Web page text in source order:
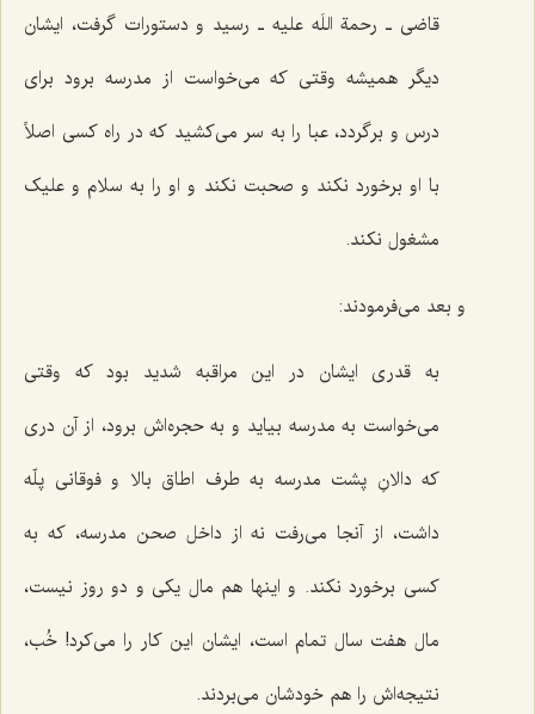
قاضی ـ رحمة اللَه علیه ـ‌ رسید و دستورات گرفت، ایشان
دیگر همیشه وقتی که می‌خواست از مدرسه برود برای
درس و برگردد، عبا را به سر می‌کشید که در راه کسی اصلاً
با او برخورد نکند و صحبت نکند و او را به سلام و علیک
مشغول نکند.
و بعد می‌فرمودند:
به قدری ایشان در این مراقبه شدید بود که وقتی
می‌خواست به مدرسه بیاید و به حجره‌اش برود، از آن دری
که دالانِ پشت مدرسه به طرف اطاق بالا و فوقانی پلّه
داشت، از آنجا می‌رفت نه از داخل صحن مدرسه، که به
کسی برخورد نکند. و اینها هم مال یکی و دو روز نیست،
مال هفت سال تمام است، ایشان این کار را می‌کرد! خُب،
نتیجه‌اش را هم خودشان می‌بردند.